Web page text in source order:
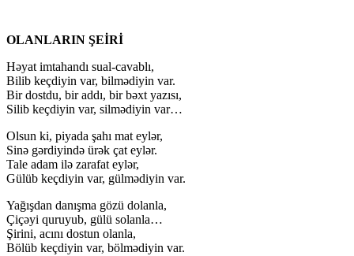
OLANLARIN ŞEİRİ
Həyat imtahandı sual-cavablı,
Bilib keçdiyin var, bilmədiyin var.
Bir dostdu, bir addı, bir bəxt yazısı,
Silib keçdiyin var, silmədiyin var…
Olsun ki, piyada şahı mat eylər,
Sinə gərdiyində ürək çat eylər.
Tale adam ilə zarafat eylər,
Gülüb keçdiyin var, gülmədiyin var.
Yağışdan danışma gözü dolanla,
Çiçəyi quruyub, gülü solanla…
Şirini, acını dostun olanla,
Bölüb keçdiyin var, bölmədiyin var.